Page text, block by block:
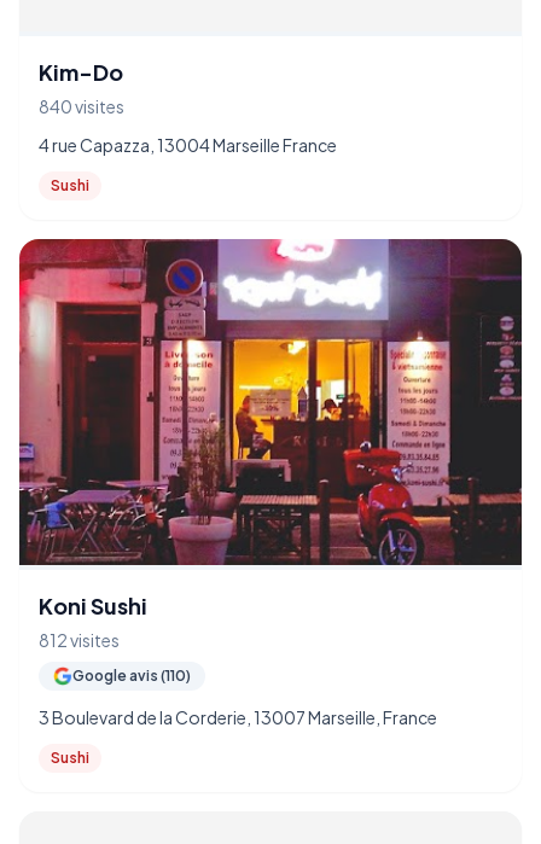
Kim-Do
840 visites
4 rue Capazza, 13004 Marseille France
Sushi
Koni Sushi
812 visites
Google avis (110)
3 Boulevard de la Corderie, 13007 Marseille, France
Sushi